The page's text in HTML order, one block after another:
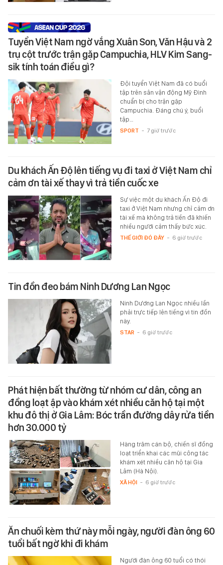
Tuyển Việt Nam ngờ vắng Xuân Son, Văn Hậu và 2
trụ cột trước trận gặp Campuchia, HLV Kim Sang-
sik tính toán điều gì?
Đội tuyển Việt Nam đã có buổi
tập trên sân vận động Mỹ Đình
chuẩn bị cho trận gặp
Campuchia. Đáng chú ý, buổi
tập…
SPORT - 7 giờ trước
Du khách Ấn Độ lên tiếng vụ đi taxi ở Việt Nam chỉ
cảm ơn tài xế thay vì trả tiền cuốc xe
Sự việc một du khách Ấn Độ đi
taxi ở Việt Nam nhưng chỉ cảm ơn
tài xế mà không trả tiền đã khiến
nhiều người cảm thấy bức xúc.
THẾ GIỚI ĐÓ ĐÂY - 6 giờ trước
Tin đồn đeo bám Ninh Dương Lan Ngọc
Ninh Dương Lan Ngọc nhiều lần
phải trực tiếp lên tiếng vì tin đồn
này.
STAR - 6 giờ trước
Phát hiện bất thường từ nhóm cư dân, công an
đồng loạt ập vào khám xét nhiều căn hộ tại một
khu đô thị ở Gia Lâm: Bóc trần đường dây rửa tiền
hơn 30.000 tỷ
Hàng trăm cán bộ, chiến sĩ đồng
loạt triển khai các mũi công tác
khám xét nhiều căn hộ tại Gia
Lâm (Hà Nội).
XÃ HỘI - 6 giờ trước
Ăn chuối kèm thứ này mỗi ngày, người đàn ông 60
tuổi bất ngờ khi đi khám
Người đàn ông 60 tuổi có thói